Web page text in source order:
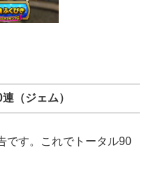
（ジェム）
です。これでトータル90